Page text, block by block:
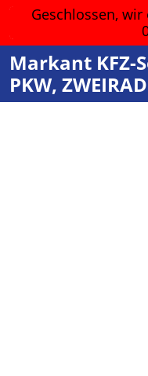
Geschlossen,
Markant KFZ-
PKW,